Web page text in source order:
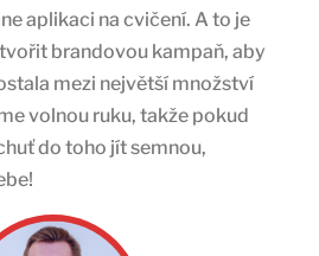
aplikaci na cvičení. A to je
brandovou kampaň, aby
mezi největší množství
volnou ruku, takže pokud
do toho jít semnou,